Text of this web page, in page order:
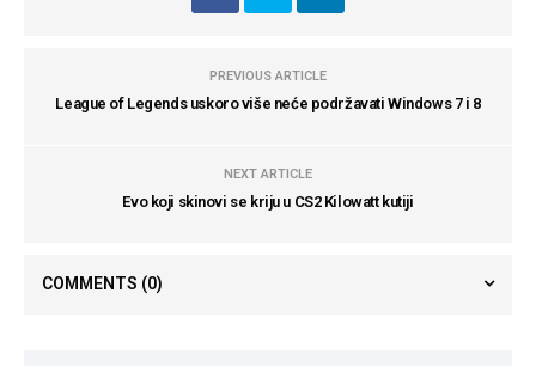
PREVIOUS ARTICLE
League of Legends uskoro više neće podržavati Windows 7 i 8
NEXT ARTICLE
Evo koji skinovi se kriju u CS2 Kilowatt kutiji
COMMENTS (0)